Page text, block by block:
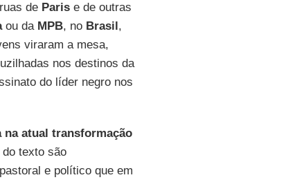
de Parise de outras
ou da MPB, no Brasil,
viraram a mesa,
nos destinos da
do líder negro nos
na atual transformação
texto são
e político que em